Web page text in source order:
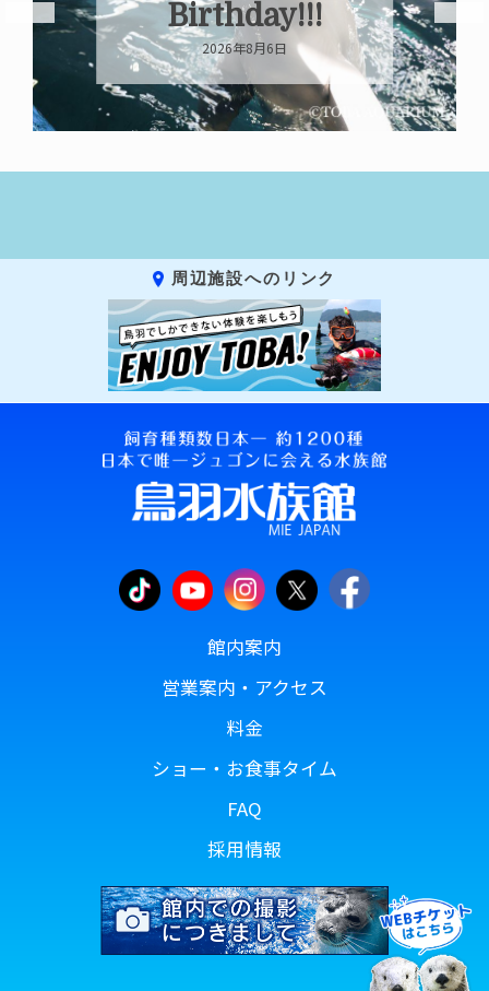
Birthday!!!
2026年8月6日
周辺施設へのリンク
館内案内
営業案内・アクセス
料金
ショー・お食事タイム
FAQ
採用情報